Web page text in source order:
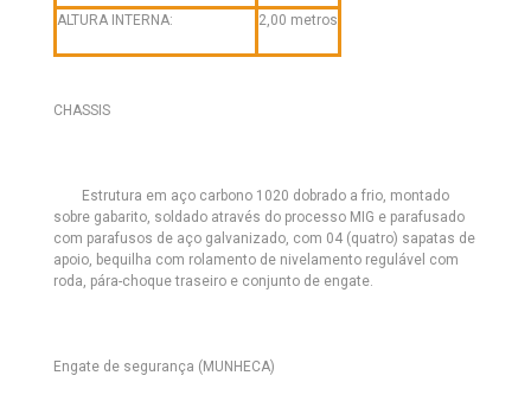
ALTURA INTERNA: 2,00 metros
CHASSIS
Estrutura em aço carbono 1020 dobrado a frio, montado
sobre gabarito, soldado através do processo MIG e parafusado
com parafusos de aço galvanizado, com 04 (quatro) sapatas de
apoio, bequilha com rolamento de nivelamento regulável com
roda, pára-choque traseiro e conjunto de engate.
Engate de segurança (MUNHECA)